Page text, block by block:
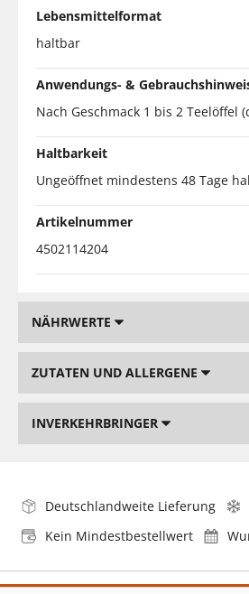
Lebensmittelformat
haltbar
Anwendungs- &
Nach Geschmack 1 bis 2 Teelöffel
Haltbarkeit
Ungeöffnet mindestens 48 Tage
Artikelnummer
4502114204
NÄHRWERTE
ZUTATEN UND ALLERGENE
INVERKEHRBRINGER
Deutschlandweite Lieferung
Kein Mindestbestellwert